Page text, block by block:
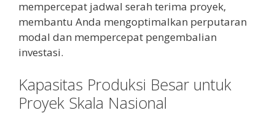
mempercepat jadwal serah terima proyek,
membantu Anda mengoptimalkan perputaran
modal dan mempercepat pengembalian
investasi.
Kapasitas Produksi Besar untuk
Proyek Skala Nasional